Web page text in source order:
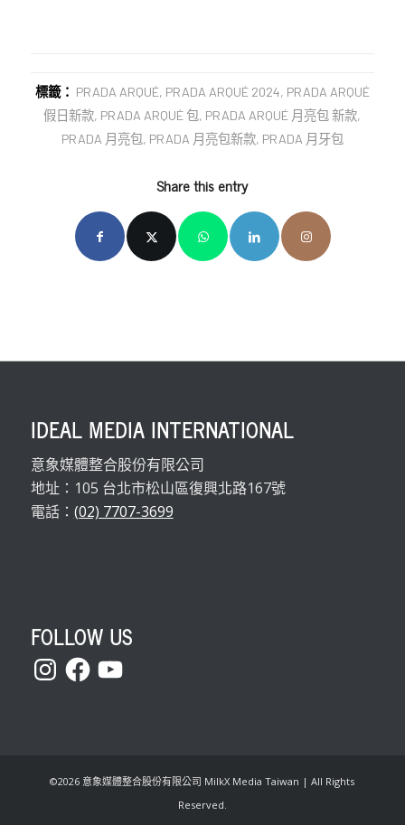
標籤： PRADA ARQUÉ, PRADA ARQUÉ 2024, PRADA ARQUÉ
假日新款, PRADA ARQUÉ 包, PRADA ARQUÉ 月亮包 新款,
PRADA 月亮包, PRADA 月亮包新款, PRADA 月牙包
Share this entry
IDEAL MEDIA INTERNATIONAL
意象媒體整合股份有限公司
地址：105 台北市松山區復興北路167號
電話： (02) 7707-3699
FOLLOW US
InstagramFacebookYouTube
©2026 意象媒體整合股份有限公司 MilkX Media Taiwan | All Rights
Reserved.